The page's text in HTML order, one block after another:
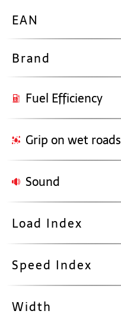
EAN
Brand
Fuel Efficiency
Grip on wet roads
Sound
Load Index
Speed Index
Width